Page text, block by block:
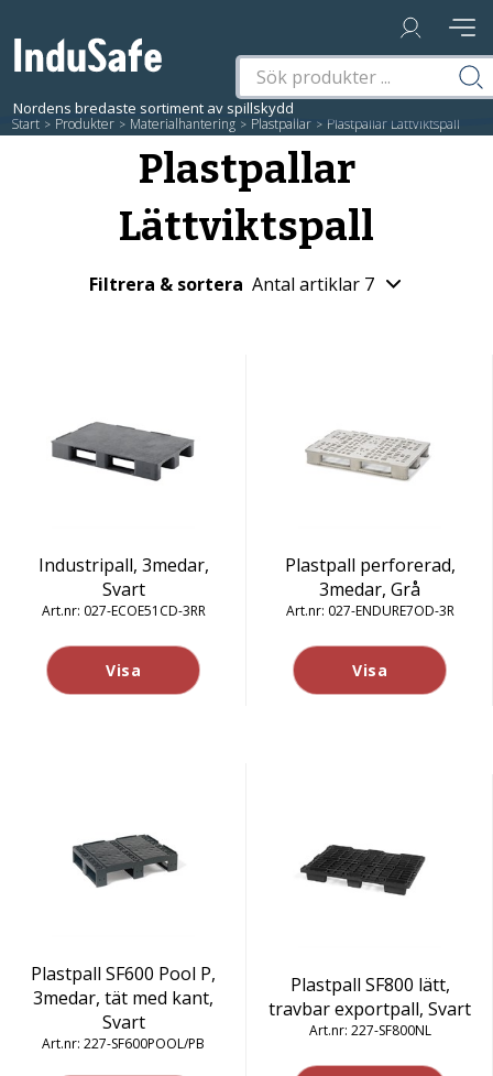
Start / Produkter / Materialhantering / Plastpallar / Plastpallar Lättviktspall
Plastpallar
Lättviktspall
Filtrera & sortera Antal artiklar 7
Industripall, 3medar,
Svart
027-ECOE51CD-3RR
Visa
Plastpall perforerad,
3medar, Grå
027-ENDURE7OD-3R
Visa
Plastpall SF600 Pool P,
3medar, tät med kant,
Svart
227-SF600POOL/PB
Plastpall SF800 lätt,
travbar exportpall, Svart
227-SF800NL